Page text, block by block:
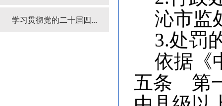
学习贯彻党的二十届四...
沁市监
3.处罚
依据《
五条　第